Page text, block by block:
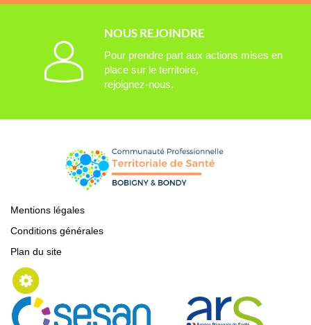
NOUS REJOINDRE
Pour prendre part aux actions mises en
place sur le territoire,
rejoignez-nous.
Mentions légales
Conditions générales
Plan du site